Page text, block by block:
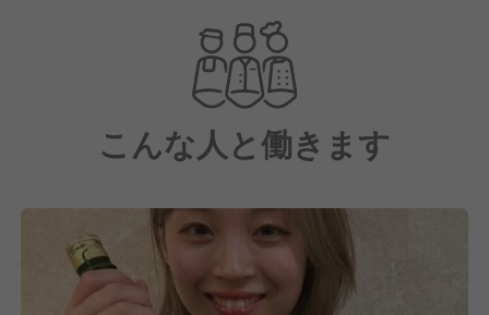
ドリンクもご用意がございます。
こんな人と働きます